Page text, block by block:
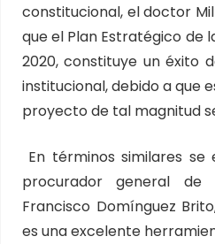
constitucional, el doctor
que el Plan Estratégico de
2020, constituye un éxito
institucional, debido a que
proyecto de tal magnitud
En términos similares se
procurador general de
Francisco Domínguez
es una excelente